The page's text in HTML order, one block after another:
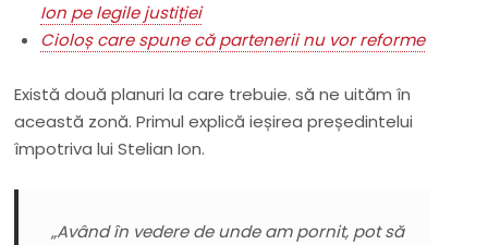
Ion pe legile justiției
Cioloș care spune că partenerii nu vor reforme
Există două planuri la care trebuie. să ne uităm în
această zonă. Primul explică ieșirea președintelui
împotriva lui Stelian Ion.
„Având în vedere de unde am pornit, pot să